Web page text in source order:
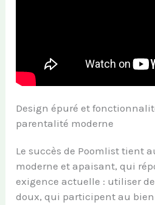
Design épuré et
parentalité moderne
Le succès de Poomlist tient
moderne et apaisant, qui
exigence actuelle : utiliser
doux, qui participent au